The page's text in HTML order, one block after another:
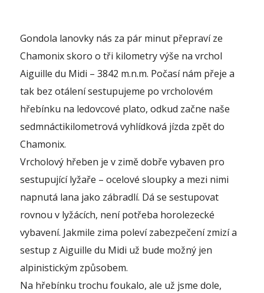
Gondola lanovky nás za pár minut přepraví ze
Chamonix skoro o tři kilometry výše na vrchol
Aiguille du Midi – 3842 m.n.m. Počasí nám přeje a
tak bez otálení sestupujeme po vrcholovém
hřebínku na ledovcové plato, odkud začne naše
sedmnáctikilometrová vyhlídková jízda zpět do
Chamonix.
Vrcholový hřeben je v zimě dobře vybaven pro
sestupující lyžaře – ocelové sloupky a mezi nimi
napnutá lana jako zábradlí. Dá se sestupovat
rovnou v lyžácích, není potřeba horolezecké
vybavení. Jakmile zima poleví zabezpečení zmizí a
sestup z Aiguille du Midi už bude možný jen
alpinistickým způsobem.
Na hřebínku trochu foukalo, ale už jsme dole,